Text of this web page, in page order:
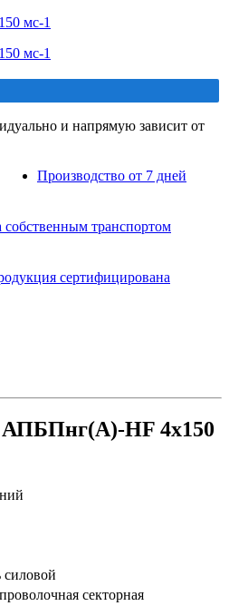
и напрямую зависит от
Производство от 7 дней
собственным транспортом
сертифицирована
HF 4х150
силовой
секторная